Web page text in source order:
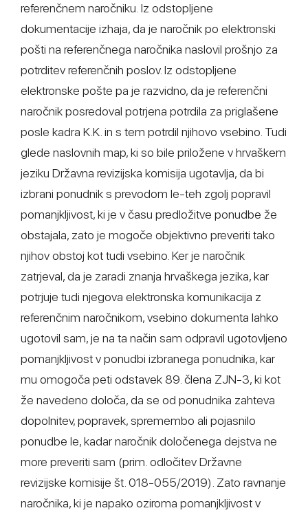
referenčnem naročniku. Iz odstopljene
dokumentacije izhaja, da je naročnik po elektronski
pošti na referenčnega naročnika naslovil prošnjo za
potrditev referenčnih poslov. Iz odstopljene
elektronske pošte pa je razvidno, da je referenčni
naročnik posredoval potrjena potrdila za priglašene
posle kadra K.K. in s tem potrdil njihovo vsebino. Tudi
glede naslovnih map, ki so bile priložene v hrvaškem
jeziku Državna revizijska komisija ugotavlja, da bi
izbrani ponudnik s prevodom le-teh zgolj popravil
pomanjkljivost, ki je v času predložitve ponudbe že
obstajala, zato je mogoče objektivno preveriti tako
njihov obstoj kot tudi vsebino. Ker je naročnik
zatrjeval, da je zaradi znanja hrvaškega jezika, kar
potrjuje tudi njegova elektronska komunikacija z
referenčnim naročnikom, vsebino dokumenta lahko
ugotovil sam, je na ta način sam odpravil ugotovljeno
pomanjkljivost v ponudbi izbranega ponudnika, kar
mu omogoča peti odstavek 89. člena ZJN-3, ki kot
že navedeno določa, da se od ponudnika zahteva
dopolnitev, popravek, spremembo ali pojasnilo
ponudbe le, kadar naročnik določenega dejstva ne
more preveriti sam (prim. odločitev Državne
revizijske komisije št. 018-055/2019). Zato ravnanje
naročnika, ki je napako oziroma pomanjkljivost v